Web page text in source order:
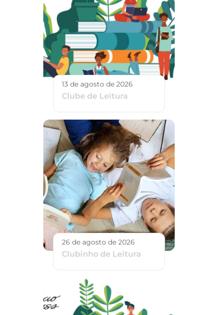
13 de agosto de 2026
Clube de Leitura
26 de agosto de 2026
Clubinho de Leitura